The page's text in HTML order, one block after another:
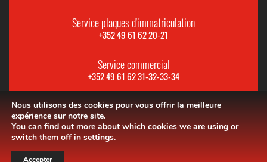
Service plaques d'immatriculation
+352 49 61 62 20-21
Service commercial
+352 49 61 62 31-32-33-34
Nous utilisons des cookies pour vous offrir la meilleure
expérience sur notre site.
You can find out more about which cookies we are using or
switch them off in settings.
Accepter